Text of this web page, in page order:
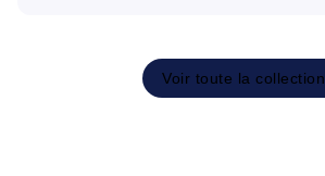
Voir toute la collection